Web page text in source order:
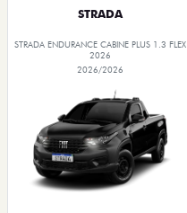
STRADA
STRADA ENDURANCE CABINE PLUS 1.3 FLEX
2026
2026/2026